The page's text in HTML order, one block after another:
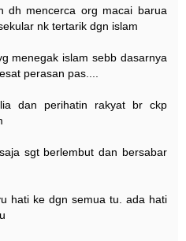
dh mencerca org macai barua
nk tertarik dgn islam
menegak islam sebb dasarnya
perasan pas....
dan perihatin rakyat br ckp
sgt berlembut dan bersabar
hati ke dgn semua tu. ada hati